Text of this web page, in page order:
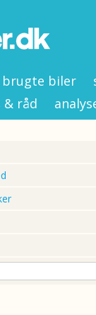
brugte biler
råd